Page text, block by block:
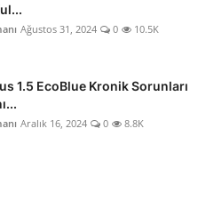
Ağustos 31, 2024 0 10.5K
1.5 EcoBlue Kronik Sorunları
Aralık 16, 2024 0 8.8K